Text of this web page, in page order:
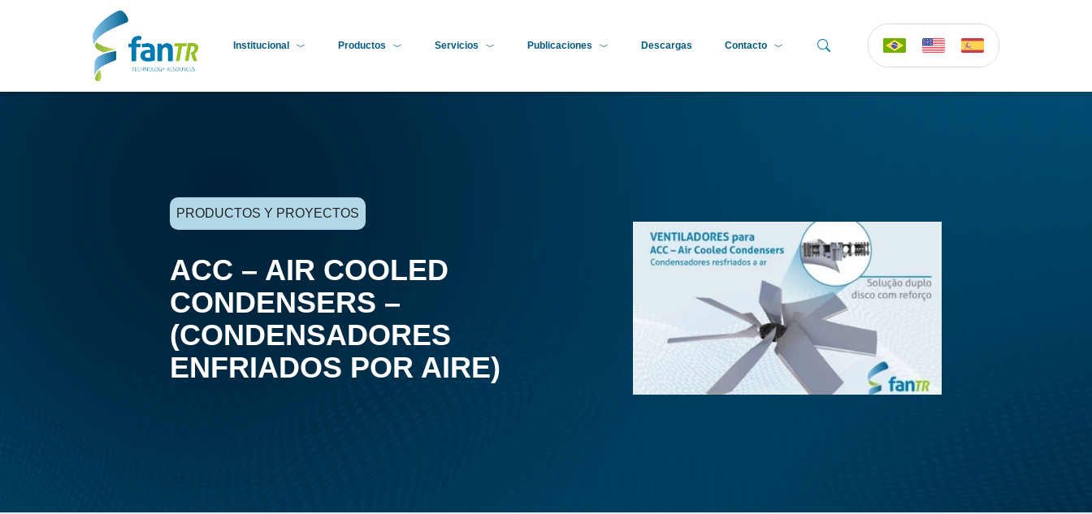
Institucional Productos Servicios Publicaciones Descargas Contacto
PRODUCTOS Y PROYECTOS
ACC – AIR COOLED
CONDENSERS –
(CONDENSADORES
ENFRIADOS POR AIRE)